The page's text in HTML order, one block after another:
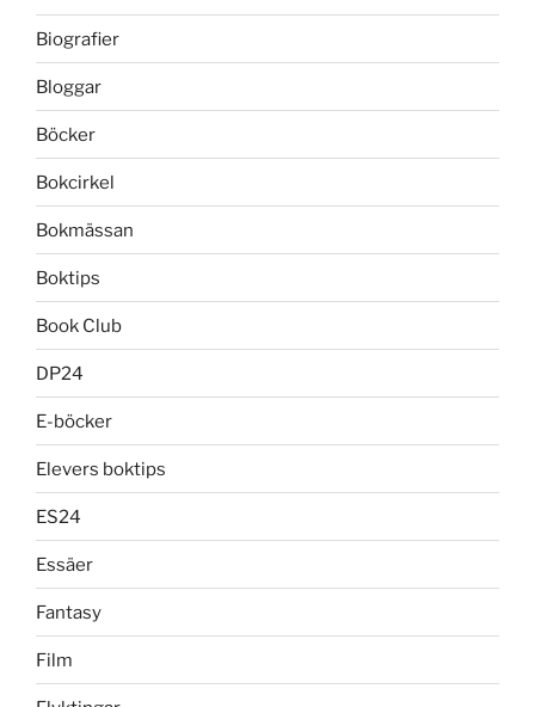
Biografier
Bloggar
Böcker
Bokcirkel
Bokmässan
Boktips
Book Club
DP24
E-böcker
Elevers boktips
ES24
Essäer
Fantasy
Film